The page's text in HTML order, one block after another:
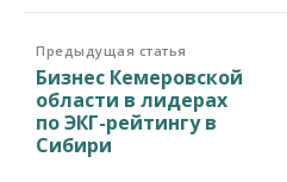
Предыдущая статья
Бизнес Кемеровской
области в лидерах
по ЭКГ-рейтингу в
Сибири